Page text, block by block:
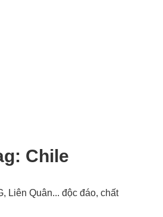
Chile
Liên Quân... độc đáo, chất